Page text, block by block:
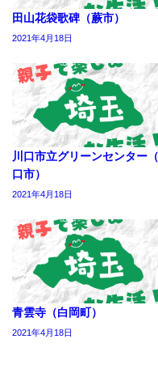
田山花袋歌碑（蕨市）
2021年4月18日
川口市立グリーンセンター（
口市）
2021年4月18日
青雲寺（白岡町）
2021年4月18日